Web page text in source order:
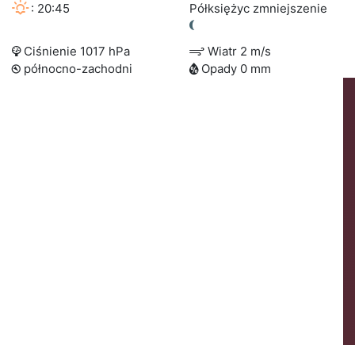
: 20:45
Półksiężyc zmniejszenie
Ciśnienie 1017 hPa
Wiatr 2 m/s
północno-zachodni
Opady 0 mm